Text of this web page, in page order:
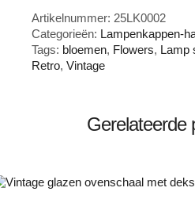
Artikelnummer: 25LK0002
Categorieën: Lampenkappen-
Tags: bloemen, Flowers, Lamp
Retro, Vintage
Gerelateerde